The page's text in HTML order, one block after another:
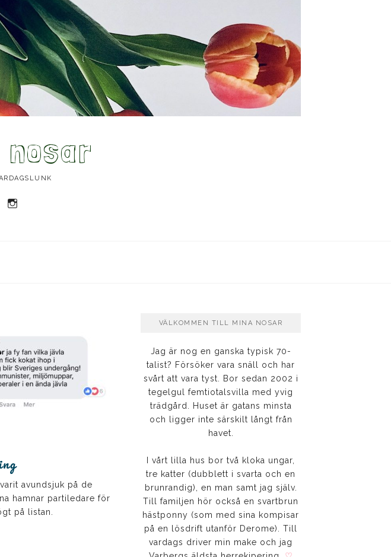
Facebook
avundsjuk på de
hamnar partiledare för
på listan.
VÄLKOMMEN TILL MINA NOSAR
Jag är nog en ganska typisk 70-
talist? Försöker vara snäll och har
svårt att vara tyst. Bor sedan 2002 i
tegelgul femtiotalsvilla med yvig
trädgård. Huset är gatans minsta
och ligger inte särskilt långt från
havet.
I vårt lilla hus bor två kloka ungar,
tre katter (dubblett i svarta och en
brunrandig), en man samt jag själv.
Till familjen hör också en svartbrun
hästponny (som med sina kompisar
på en lösdrift utanför Derome). Till
vardags driver min make och jag